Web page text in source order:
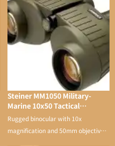
Steiner MM1050 Military-
Marine 10x50 Tactical
Binocular
Rugged binocular with 10x
magnification and 50mm objective